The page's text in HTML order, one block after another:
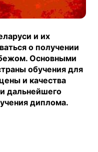
и их
о получении
Основными
обучения для
и качества
дальнейшего
диплома.